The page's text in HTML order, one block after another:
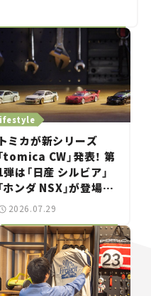
トミカが新シリーズ
「tomica CW」発表！ 第
弾は「日産 シルビア」
「ホンダ NSX」が登場。
世界が注目す
る“JDM"に焦点【クルマ
ホビー】
2026.07.29